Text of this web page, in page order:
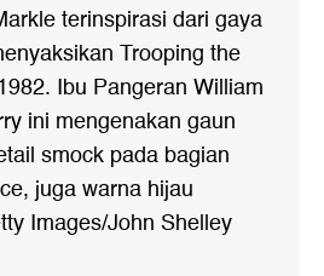
terinspirasi dari gaya
Trooping the
Ibu Pangeran William
ini mengenakan gaun
smock pada bagian
juga warna hijau
Images/John Shelley